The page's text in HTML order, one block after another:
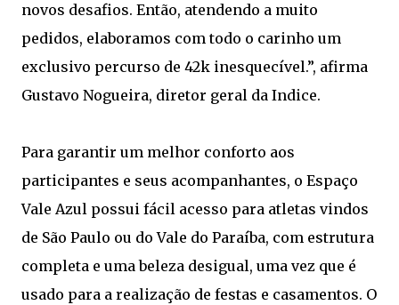
novos desafios. Então, atendendo a muito
pedidos, elaboramos com todo o carinho um
exclusivo percurso de 42k inesquecível.”, afirma
Gustavo Nogueira, diretor geral da Indice.
Para garantir um melhor conforto aos
participantes e seus acompanhantes, o Espaço
Vale Azul possui fácil acesso para atletas vindos
de São Paulo ou do Vale do Paraíba, com estrutura
completa e uma beleza desigual, uma vez que é
usado para a realização de festas e casamentos. O